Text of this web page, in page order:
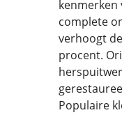
kenmerken
complete
verhoogt
procent.
Populaire